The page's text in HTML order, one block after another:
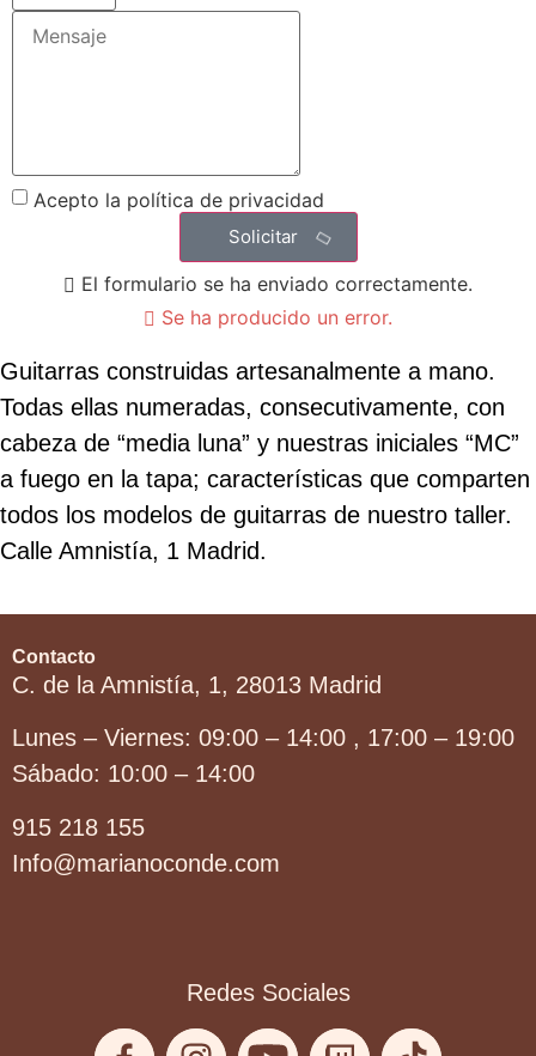
Acepto la política de privacidad
Solicitar
El formulario se ha enviado correctamente.
Se ha producido un error.
Guitarras construidas artesanalmente a mano.
Todas ellas numeradas, consecutivamente, con
cabeza de “media luna” y nuestras iniciales “MC”
a fuego en la tapa; características que comparten
todos los modelos de guitarras de nuestro taller.
Calle Amnistía, 1 Madrid.
Contacto
C. de la Amnistía, 1, 28013 Madrid
Lunes – Viernes: 09:00 – 14:00 , 17:00 – 19:00
Sábado: 10:00 – 14:00
915 218 155
Info@marianoconde.com
Redes Sociales